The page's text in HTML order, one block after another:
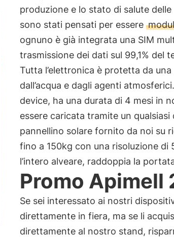
produzione e lo stato di salute
sono stati pensati per essere
ognuno è già integrata una SIM
trasmissione dei dati sul 99,1% del
Tutta l’elettronica è protetta da
dall’acqua e dagli agenti
device, ha una durata di 4 mesi in
essere caricata tramite un
pannellino solare fornito da noi su
fino a 150kg con una risoluzione di
l’intero alveare, raddoppia la
Promo Apimell
Se sei interessato ai nostri
direttamente in fiera, ma se li
direttamente al nostro stand,